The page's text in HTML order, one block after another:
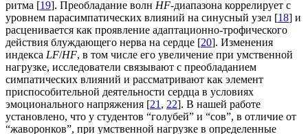
ритма [19]. Преобладание волн HF-диапазона коррелирует с
уровнем парасимпатических влияний на синусный узел [18] и
расценивается как проявление адаптационно-трофического
действия блуждающего нерва на сердце [20]. Изменения
индекса LF/HF, в том числе его увеличение при умственной
нагрузке, исследователи связывают с преобладанием
симпатических влияний и рассматривают как элемент
приспособительной деятельности сердца в условиях
эмоционального напряжения [21 , 22]. В нашей работе
установлено, что у студентов “голубей” и “сов”, в отличие от
“жаворонков”, при умственной нагрузке в определенные